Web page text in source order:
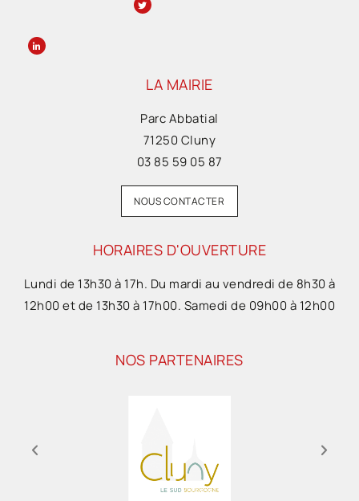
LA MAIRIE
Parc Abbatial
71250 Cluny
03 85 59 05 87
NOUS CONTACTER
HORAIRES D'OUVERTURE
Lundi de 13h30 à 17h. Du mardi au vendredi de 8h30 à
12h00 et de 13h30 à 17h00. Samedi de 09h00 à 12h00
NOS PARTENAIRES